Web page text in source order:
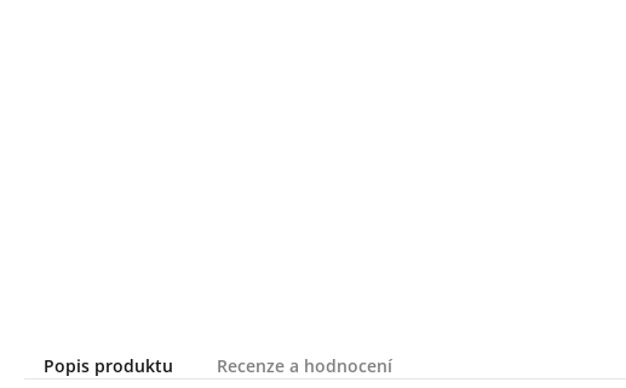
Popis produktu
Recenze a hodnocení